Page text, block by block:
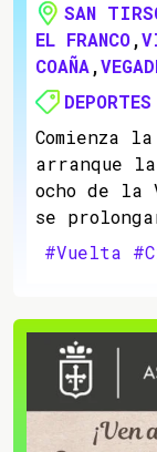
SAN
EL FRANCO,
COAÑA,
DEPORTES
Comienza
arranque
ocho de
se
#Vuelta